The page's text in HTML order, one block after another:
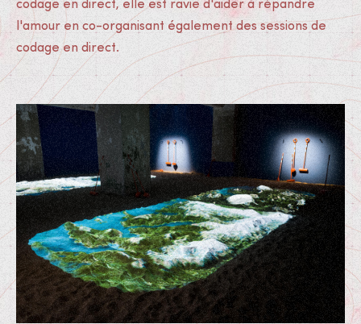
codage en direct, elle est ravie d'aider à répandre
l'amour en co-organisant également des sessions de
codage en direct.
Médias